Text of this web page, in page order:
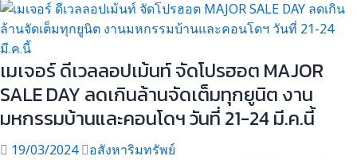
เมเจอร์ ดีเวลลอปเม้นท์ จัดโปรฮอต MAJOR
SALE DAY ลดเกินล้านจัดเต็มทุกยูนิต งาน
มหกรรมบ้านและคอนโดฯ วันที่ 21-24 มี.ค.นี้
19/03/2024
อสังหาริมทรัพย์